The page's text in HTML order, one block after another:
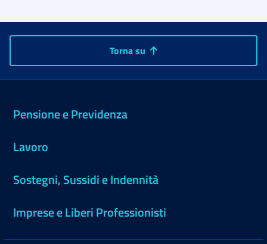
Torna su
Pensione e Previdenza
Lavoro
Sostegni, Sussidi e Indennità
Imprese e Liberi Professionisti